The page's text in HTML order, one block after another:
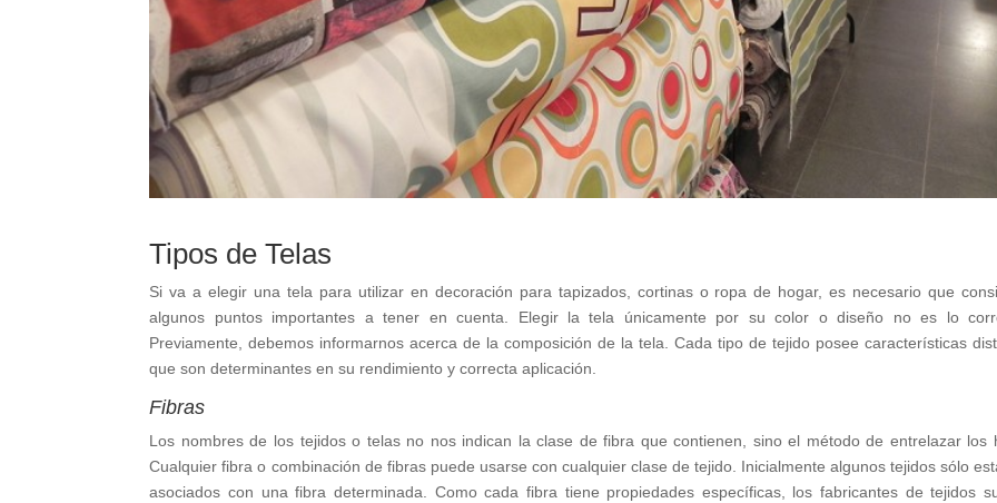
Tipos de Telas
Si va a elegir una tela para utilizar en decoración para tapizados, cortinas o ropa de hogar, es necesario que
algunos puntos importantes a tener en cuenta. Elegir la tela únicamente por su color o diseño no es lo
Previamente, debemos informarnos acerca de la composición de la tela. Cada tipo de tejido posee características
que son determinantes en su rendimiento y correcta aplicación.
Fibras
Los nombres de los tejidos o telas no nos indican la clase de fibra que contienen, sino el método de entrelazar los
Cualquier fibra o combinación de fibras puede usarse con cualquier clase de tejido. Inicialmente algunos tejidos sólo
asociados con una fibra determinada. Como cada fibra tiene propiedades específicas, los fabricantes de tejidos